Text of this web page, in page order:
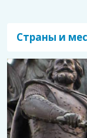
Страны и